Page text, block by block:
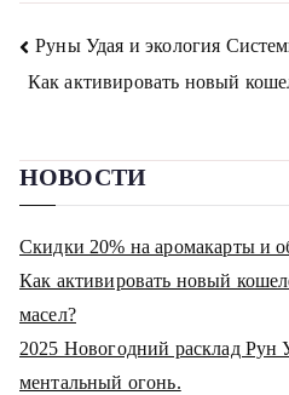
Навигация
по
Руны Удая и экология
Как активировать новый
НОВОСТИ
Скидки 20% на аромакарты и
Как активировать новый
масел?
2025 Новогодний расклад Рун
ментальный огонь.